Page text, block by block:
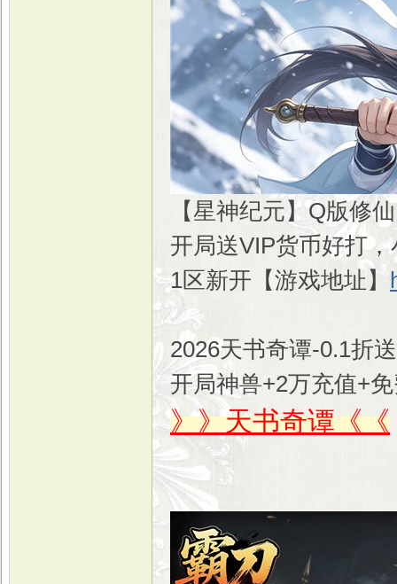
【星神纪元】Q版修仙
开局送VIP货币好打
1区新开【游戏地址】
2026天书奇谭-0.1折
开局神兽+2万充值+
》》天书奇谭《《